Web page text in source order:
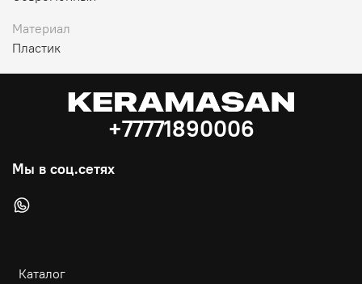
Материал
Пластик
+77771890006
Мы в соц.сетях
Каталог